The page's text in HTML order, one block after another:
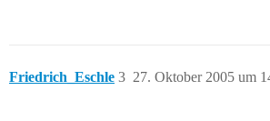
Friedrich_Eschle 27. Oktober 2005 um
3